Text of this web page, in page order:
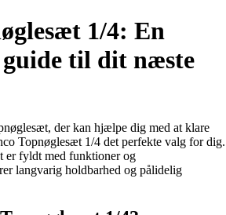
1/4: En
til dit næste
der kan hjælpe dig med at klare
Topnøglesæt 1/4 det perfekte valg for dig.
er fyldt med funktioner og
langvarig holdbarhed og pålidelig